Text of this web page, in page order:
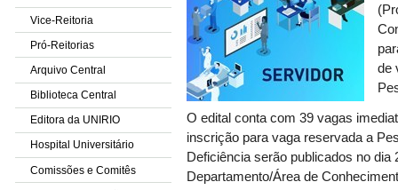
Vice-Reitoria
Pró-Reitorias
Arquivo Central
Biblioteca Central
Editora da UNIRIO
Hospital Universitário
Comissões e Comitês
de
O edital conta com 39 vagas
inscrição para vaga reservada a
Deficiênciaserão publicados no dia
Departamento/Área de